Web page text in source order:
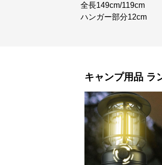
全長149cm/119cm
ハンガー部分12cm
キャンプ用品 ラ